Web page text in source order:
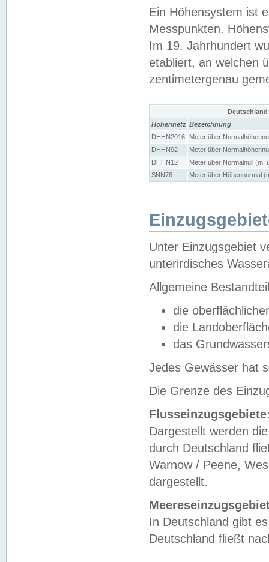
Ein Höhensystem ist
Messpunkten.
Im 19. Jahrhundert
etabliert, an welchen
zentimetergenau
Höhennetz Bezeichnung
DHHN2016
Meter über
DHHN92
Meter über
DHHN12
Meter über Normalnull (m.
SNN76
Meter über Höhennormal
Unter Einzugsgebiet
unterirdisches
Allgemeine
die
die
das
Jedes Gewässer hat
Die Grenze des
Dargestellt werden
durch Deutschland
Warnow / Peene,
dargestellt.
In Deutschland gibt
Deutschland fließt